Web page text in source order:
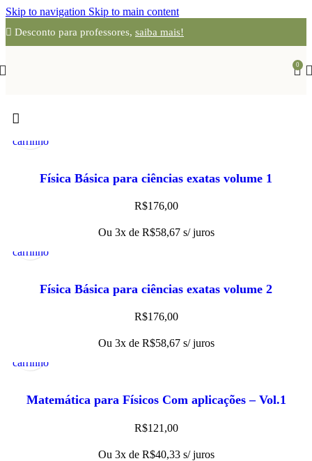
Skip to navigation Skip to main content
Desconto para professores, saiba mais!
0
carrinho
Física Básica para ciências exatas volume 1
R$176,00
Ou 3x de R$58,67 s/ juros
carrinho
Física Básica para ciências exatas volume 2
R$176,00
Ou 3x de R$58,67 s/ juros
carrinho
Matemática para Físicos Com aplicações – Vol.1
R$121,00
Ou 3x de R$40,33 s/ juros